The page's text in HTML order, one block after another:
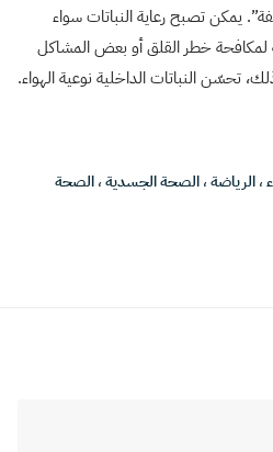
يمكن تصبح رعاية النباتات سواء
لمكافحة خطر القلق أو بعض المشاكل
تحسّن النباتات الداخلية نوعية الهواء.
،الرياضة،الصحة الجسدية،الصحة